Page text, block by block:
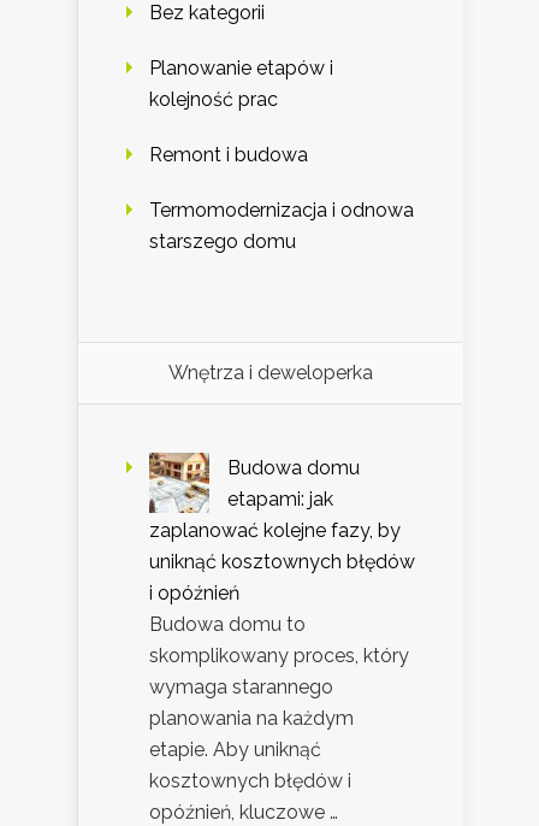
Bez kategorii
Planowanie etapów i
kolejność prac
Remont i budowa
Termomodernizacja i odnowa
starszego domu
Wnętrza i deweloperka
Budowa domu
etapami: jak
zaplanować kolejne fazy, by
uniknąć kosztownych błędów
i opóźnień
Budowa domu to
skomplikowany proces, który
wymaga starannego
planowania na każdym
etapie. Aby uniknąć
kosztownych błędów i
opóźnień, kluczowe …